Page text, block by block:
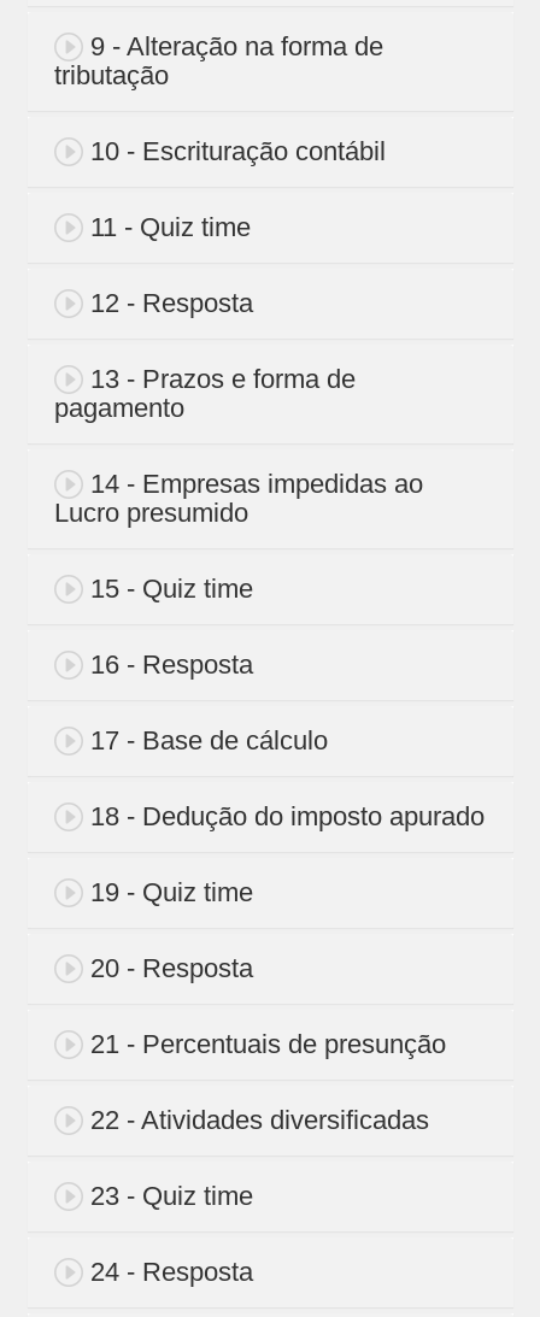
9 - Alteração na forma de
tributação
10 - Escrituração contábil
11 - Quiz time
12 - Resposta
13 - Prazos e forma de
pagamento
14 - Empresas impedidas ao
Lucro presumido
15 - Quiz time
16 - Resposta
17 - Base de cálculo
18 - Dedução do imposto apurado
19 - Quiz time
20 - Resposta
21 - Percentuais de presunção
22 - Atividades diversificadas
23 - Quiz time
24 - Resposta